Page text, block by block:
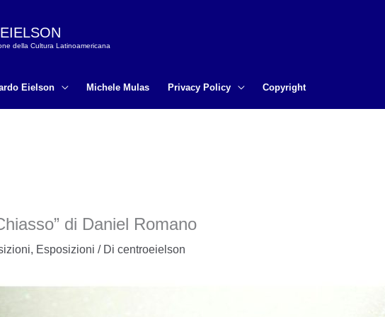
della Cultura Latinoamericana
Eielson Michele Mulas Privacy Policy Copyright
di Daniel Romano
, Esposizioni / Di centroeielson